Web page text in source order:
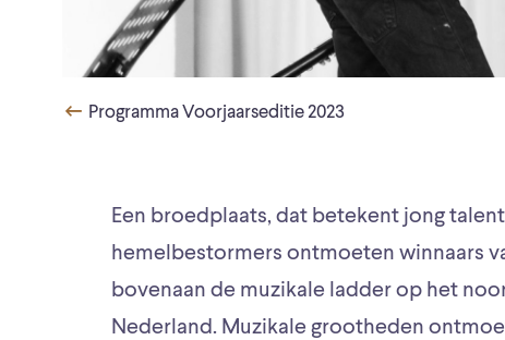
Programma Voorjaarseditie 2023
Een broedplaats, dat betekent jong
hemelbestormers ontmoeten winnaars
bovenaan de muzikale ladder op het
Nederland. Muzikale grootheden